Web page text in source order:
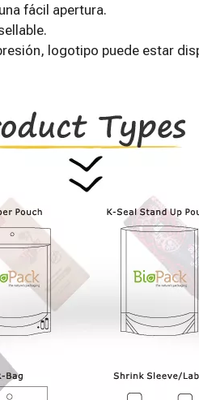
fácil apertura.
logotipo puede estar